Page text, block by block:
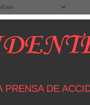
PRENSA DE